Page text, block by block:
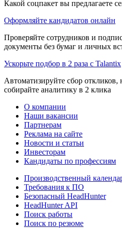
Какой соцпакет вы предлагаете
Оформляйте кандидатов онлайн
Проверяйте сотрудников и
документы без бумаг и личных
Ускорьте подбор в 2 раза с Talantix
Автоматизируйте сбор откликов,
собирайте аналитику в 2 клика
О компании
Наши вакансии
Партнерам
Реклама на сайте
Новости и статьи
Инвесторам
Кандидаты по профессиям
Производственный
Требования к ПО
Безопасный HeadHunter
HeadHunter API
Поиск работы
Поиск по резюме